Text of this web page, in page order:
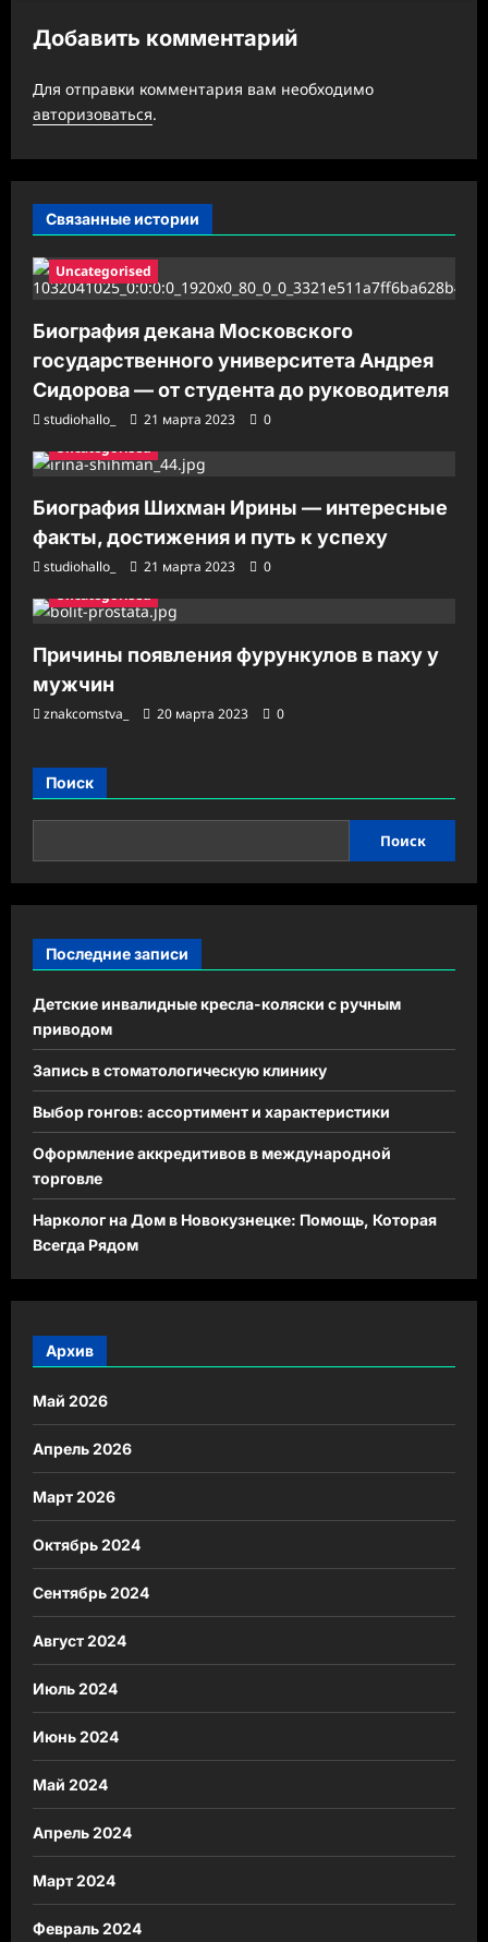
я
з
а
п
и
Добавить комментарий
Для отправки комментария вам необходимо
авторизоваться.
Связанные истории
Uncategorised
Биография декана Московского
государственного университета Андрея
Сидорова — от студента до руководителя
studiohallo_ 21 марта 2023
0
Uncategorised
Биография Шихман Ирины — интересные
факты, достижения и путь к успеху
studiohallo_ 21 марта 2023
0
Uncategorised
Причины появления фурункулов в паху у
мужчин
znakcomstva_ 20 марта 2023 0
Поиск
Поиск
Последние записи
Детские инвалидные кресла-коляски с ручным
приводом
Запись в стоматологическую клинику
Выбор гонгов: ассортимент и характеристики
Оформление аккредитивов в международной
торговле
Нарколог на Дом в Новокузнецке: Помощь, Которая
Всегда Рядом
Архив
Май 2026
Апрель 2026
Март 2026
Октябрь 2024
Сентябрь 2024
Август 2024
Июль 2024
Июнь 2024
Май 2024
Апрель 2024
Март 2024
Февраль 2024